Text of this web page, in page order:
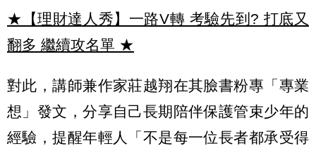
★【理財達人秀】一路V轉 考驗先到? 打底又
翻多 繼續攻名單 ★
對此，講師兼作家莊越翔在其臉書粉專「專業
想」發文，分享自己長期陪伴保護管束少年的
經驗，提醒年輕人「不是每一位長者都承受得